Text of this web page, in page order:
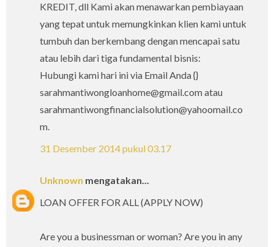
KREDIT, dll Kami akan menawarkan pembiayaan
yang tepat untuk memungkinkan klien kami untuk
tumbuh dan berkembang dengan mencapai satu
atau lebih dari tiga fundamental bisnis:
Hubungi kami hari ini via Email Anda {}
sarahmantiwongloanhome@gmail.com atau
sarahmantiwongfinancialsolution@yahoomail.co
m.
31 Desember 2014 pukul 03.17
Unknown mengatakan...
LOAN OFFER FOR ALL (APPLY NOW)
Are you a businessman or woman? Are you in any